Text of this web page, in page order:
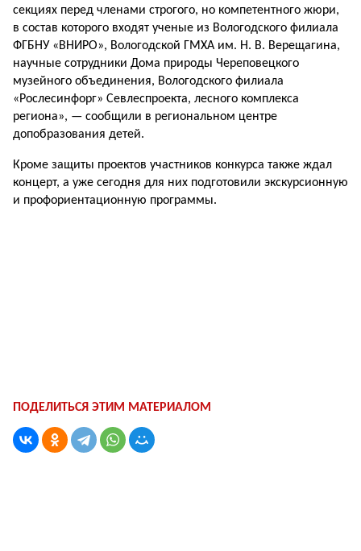
секциях перед членами строгого, но компетентного жюри,
в состав которого входят ученые из Вологодского филиала
ФГБНУ «ВНИРО», Вологодской ГМХА им. Н. В. Верещагина,
научные сотрудники Дома природы Череповецкого
музейного объединения, Вологодского филиала
«Рослесинфорг» Севлеспроекта, лесного комплекса
региона», — сообщили в региональном центре
допобразования детей.
Кроме защиты проектов участников конкурса также ждал
концерт, а уже сегодня для них подготовили экскурсионную
и профориентационную программы.
ПОДЕЛИТЬСЯ ЭТИМ МАТЕРИАЛОМ